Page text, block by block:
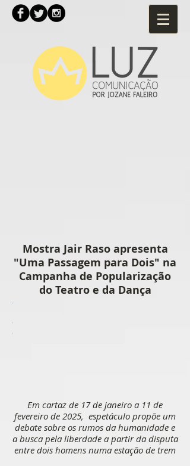
Mostra Jair Raso apresenta
"Uma Passagem para Dois" na
Campanha de Popularização
do Teatro e da Dança
Créditos:
Guto
Em cartaz de 17 de janeiro a 11 de
fevereiro de 2025, espetáculo propõe um
debate sobre os rumos da humanidade e
a busca pela liberdade a partir da disputa
entre dois homens numa estação de trem